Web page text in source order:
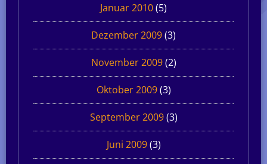
Januar 2010(5)
Dezember 2009(3)
November 2009(2)
Oktober 2009(3)
September 2009(3)
Juni 2009(3)